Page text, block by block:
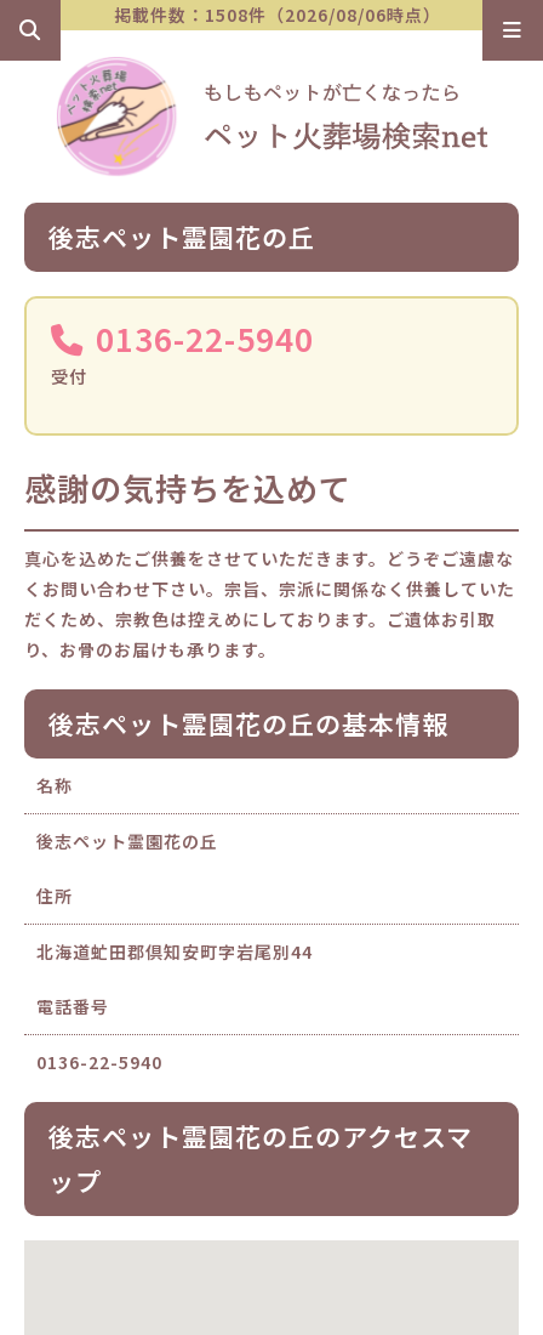
掲載件数：1508件（2026/08/06時点）
後志ペット霊園花の丘
0136-22-5940
受付
感謝の気持ちを込めて
真心を込めたご供養をさせていただきます。どうぞご遠慮な
くお問い合わせ下さい。宗旨、宗派に関係なく供養していた
だくため、宗教色は控えめにしております。ご遺体お引取
り、お骨のお届けも承ります。
後志ペット霊園花の丘の基本情報
名称
後志ペット霊園花の丘
住所
北海道虻田郡倶知安町字岩尾別44
電話番号
0136-22-5940
後志ペット霊園花の丘のアクセスマ
ップ